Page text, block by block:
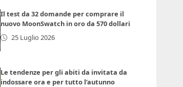
Il test da 32 domande per comprare il
nuovo MoonSwatch in oro da 570 dollari
25 Luglio 2026
Le tendenze per gli abiti da invitata da
indossare ora e per tutto l’autunno